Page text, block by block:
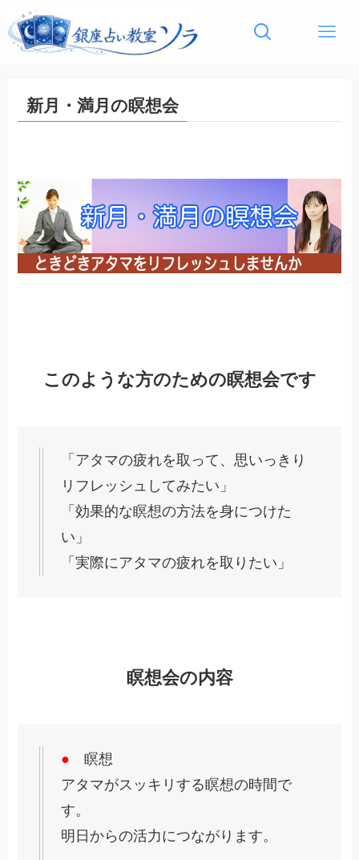
新月・満月の瞑想会
このような方のための瞑想会です
「アタマの疲れを取って、思いっきり
リフレッシュしてみたい」
「効果的な瞑想の方法を身につけた
い」
「実際にアタマの疲れを取りたい」
瞑想会の内容
● 瞑想
アタマがスッキリする瞑想の時間で
す。
明日からの活力につながります。